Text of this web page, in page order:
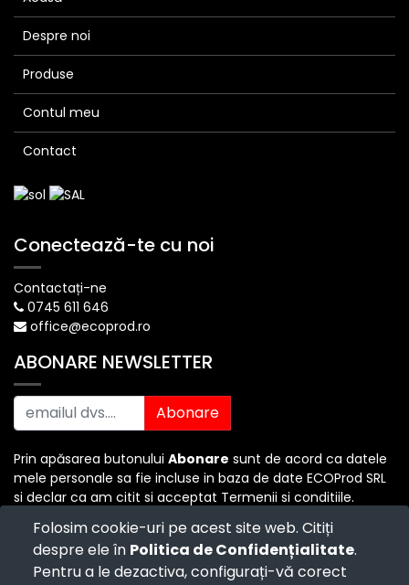
Folosim cookie-uri pe acest site web. Citiți
despre ele în Politica de Confidențialitate.
Pentru a le dezactiva, configurați-vă corect
Despre noi
Produse
Contul meu
Contact
Conectează-te cu noi
Contactați-ne
0745 611 646
office@ecoprod.ro
ABONARE NEWSLETTER
Abonare
Prin apăsarea butonului Abonare sunt de acord ca datele
mele personale sa fie incluse in baza de date ECOProd SRL
si declar ca am citit si acceptat Termenii si conditiile.
Copyright © ECO PROD SRL -Termenii si Conditiile
Politica de Confidențialitate -Consultanță juridică